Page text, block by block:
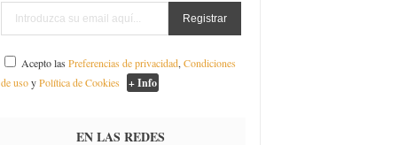
Acepto lasPreferencias de privacidad,Condiciones
de usoyPolítica de Cookies + Info
EN LAS REDES